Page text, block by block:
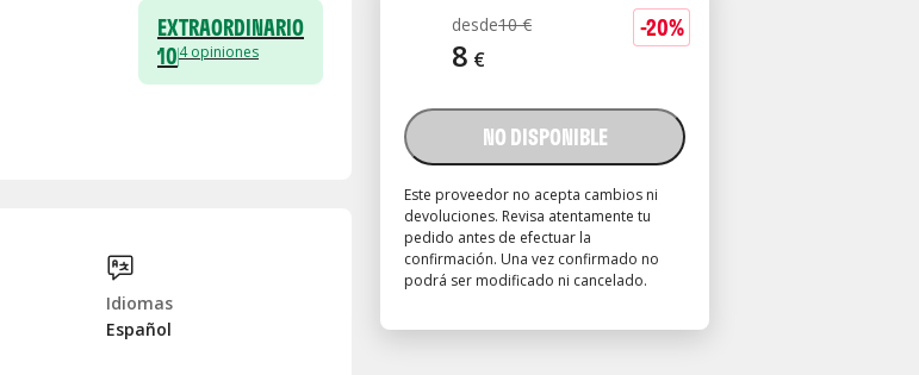
-20%
desde10 €
8 €
NO DISPONIBLE
Este proveedor no acepta cambios ni
devoluciones. Revisa atentamente tu
pedido antes de efectuar la
confirmación. Una vez confirmado no
podrá ser modificado ni cancelado.
EXTRAORDINARIO
104 opiniones
Idiomas
Español